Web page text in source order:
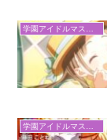
学園アイドルマスター